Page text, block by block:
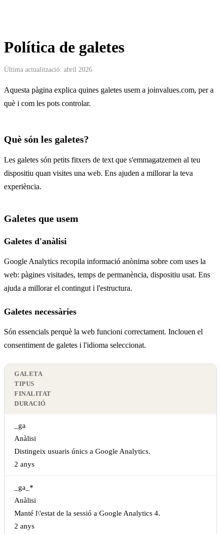
Política de galetes
Última actualització: abril 2026
Aquesta pàgina explica quines galetes usem a joinvalues.com, per a
què i com les pots controlar.
Què són les galetes?
Les galetes són petits fitxers de text que s'emmagatzemen al teu
dispositiu quan visites una web. Ens ajuden a millorar la teva
experiència.
Galetes que usem
Galetes d'anàlisi
Google Analytics recopila informació anònima sobre com uses la
web: pàgines visitades, temps de permanència, dispositiu usat. Ens
ajuda a millorar el contingut i l'estructura.
Galetes necessàries
Són essencials perquè la web funcioni correctament. Inclouen el
consentiment de galetes i l'idioma seleccionat.
GALETA
TIPUS
FINALITAT
DURACIÓ
_ga
Anàlisi
Distingeix usuaris únics a Google Analytics.
2 anys
_ga_*
Anàlisi
Manté l\'estat de la sessió a Google Analytics 4.
2 anys